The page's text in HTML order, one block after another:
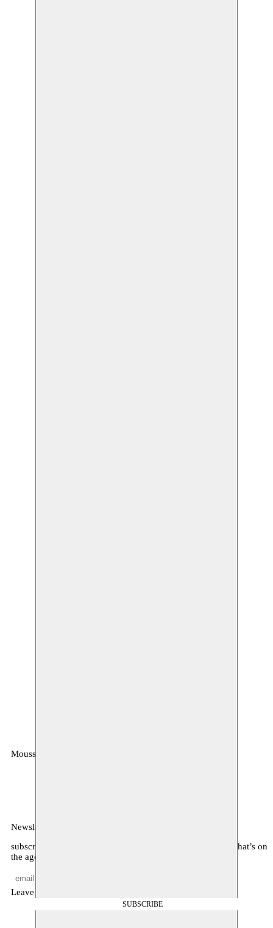
Moussem
Newsletter
subscribe to receive monthly updates about our program, what’s on
the agenda, and other news
Leave empty
SUBSCRIBE